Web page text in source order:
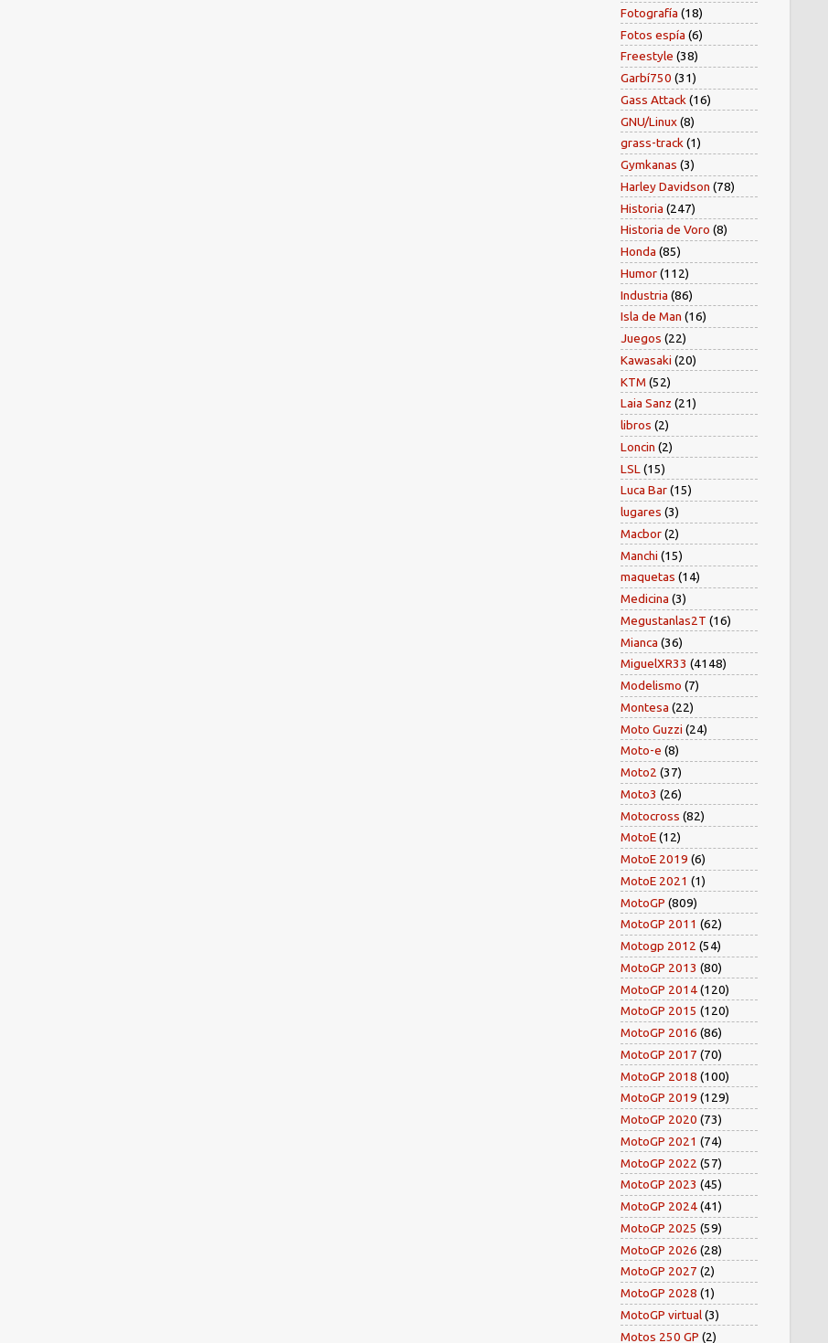
Fotografía (18)
Fotos espía (6)
Freestyle (38)
Garbí750 (31)
Gass Attack (16)
GNU/Linux(8)
grass-track(1)
Gymkanas (3)
Harley Davidson (78)
Historia (247)
Historia de Voro (8)
Honda (85)
Humor(112)
Industria (86)
Isla de Man (16)
Juegos (22)
Kawasaki (20)
KTM (52)
Laia Sanz (21)
libros (2)
Loncin (2)
LSL (15)
Luca Bar(15)
lugares (3)
Macbor(2)
Manchi (15)
maquetas (14)
Medicina (3)
Megustanlas2T (16)
Mianca (36)
MiguelXR33 (4148)
Modelismo (7)
Montesa (22)
Moto Guzzi (24)
Moto-e (8)
Moto2 (37)
Moto3 (26)
Motocross (82)
MotoE(12)
MotoE 2019 (6)
MotoE 2021 (1)
MotoGP (809)
MotoGP 2011 (62)
Motogp 2012 (54)
MotoGP 2013 (80)
MotoGP 2014(120)
MotoGP 2015 (120)
MotoGP 2016 (86)
MotoGP 2017 (70)
MotoGP 2018 (100)
MotoGP 2019 (129)
MotoGP 2020 (73)
MotoGP 2021 (74)
MotoGP 2022 (57)
MotoGP 2023 (45)
MotoGP 2024(41)
MotoGP 2025 (59)
MotoGP 2026 (28)
MotoGP 2027 (2)
MotoGP 2028 (1)
MotoGP virtual(3)
Motos 250 GP (2)